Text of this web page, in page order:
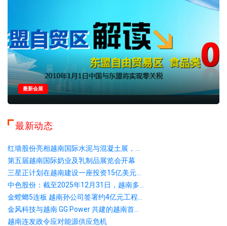
最新会展
最新动态
红墙股份亮相越南国际水泥与混凝土展，...
第五届越南国际奶业及乳制品展览会开幕
三星正计划在越南建设一座投资15亿美元...
中色股份：截至2025年12月31日，越南多...
金螳螂5连板 越南孙公司签署约4亿元工程...
金风科技与越南 GG Power 共建的越南首...
越南连发政令应对能源供应危机